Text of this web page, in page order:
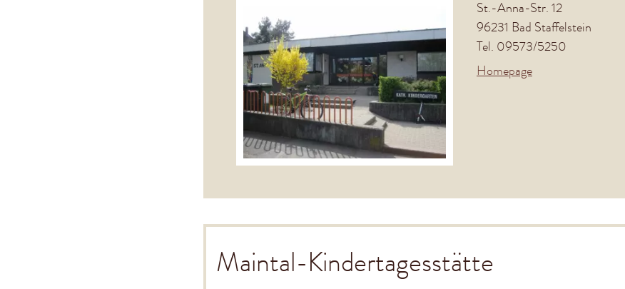
St.-Anna-Str. 12
96231 Bad Staffelstein
Tel. 09573/5250
Homepage
Maintal-Kindertagesstätte